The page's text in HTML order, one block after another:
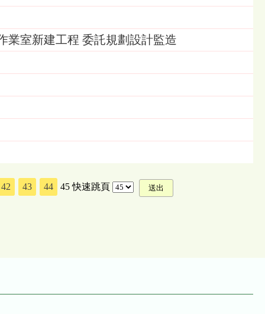
業室新建工程 委託規劃設計監造
42 43 44 45 快速跳頁